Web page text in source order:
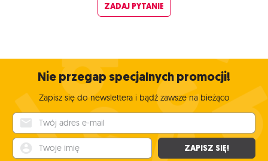
ZADAJ PYTANIE
Nie przegap specjalnych promocji!
Zapisz się do newslettera i bądź zawsze na bieżąco
ZAPISZ SIĘ!